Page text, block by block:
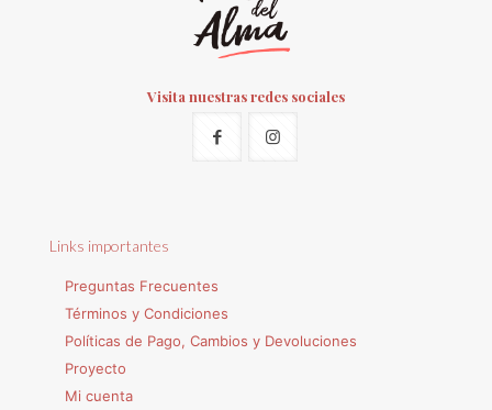
Visita nuestras redes sociales
Links importantes
Preguntas Frecuentes
Términos y Condiciones
Políticas de Pago, Cambios y Devoluciones
Proyecto
Mi cuenta